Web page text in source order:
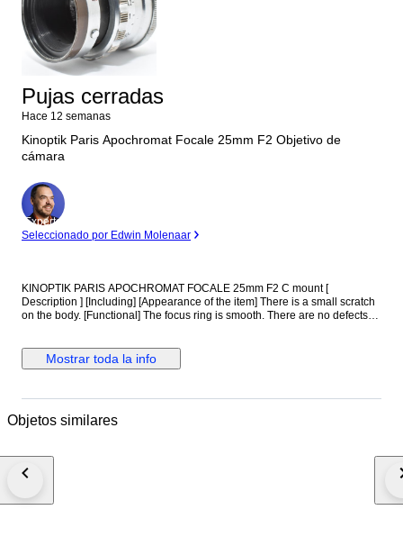
Pujas cerradas
Hace 12 semanas
Kinoptik Paris Apochromat Focale 25mm F2 Objetivo de
cámara
Experto
Seleccionado por Edwin Molenaar
KINOPTIK PARIS APOCHROMAT FOCALE 25mm F2 C mount [
Description ] [Including] [Appearance of the item] There is a small scratch
on the body. [Functional] The focus ring is smooth. There are no defects
post EMS or Small Parquet. Attach the tracking number. Shipping is only
Japan, it cannot be shipped to Russia. To everyone in Italy - Due to the
tutti in Italia - A causa della lentezza del processo di spedizione in Italia,
charges are not included in the item price or shipping cost. These charges
refusal to pay VAT or duties or refusal to accept the package. Please
Mostrar toda la info
Objetos similares